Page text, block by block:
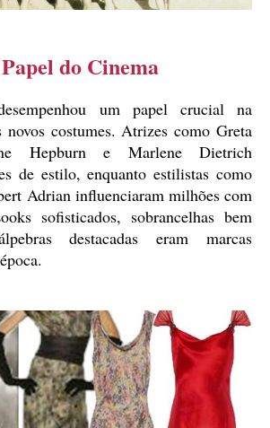
do Cinema
um papel crucial na
novos costumes. Atrizes como Greta
Hepburn e Marlene Dietrich
de estilo, enquanto estilistas como
Adrian influenciaram milhões com
sofisticados, sobrancelhas bem
destacadas eram marcas